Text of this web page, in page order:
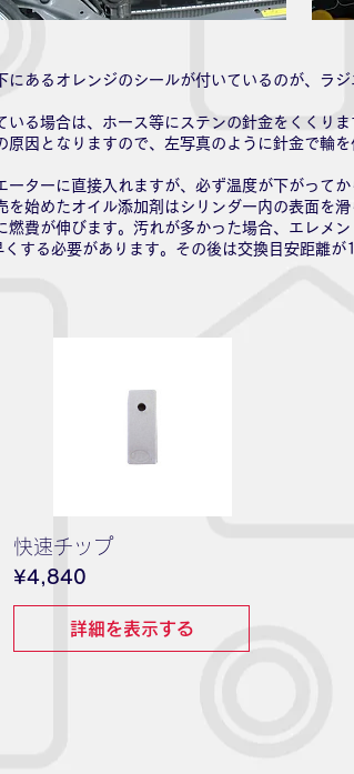
あるオレンジのシールが付いているのが、ラ
る場合は、ホース等にステンの針金をくくりま
因となりますので、左写真のように針金で輪
ターに直接入れますが、必ず温度が下がってか
始めたオイル添加剤はシリンダー内の表面を
費が伸びます。汚れが多かった場合、エレメ
する必要があります。その後は交換目安距離
快速チップ
¥4,840
格
詳細を表示する